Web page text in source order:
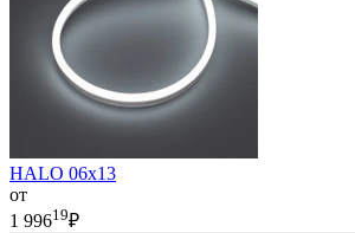
HALO 06x13
от
1 99619₽